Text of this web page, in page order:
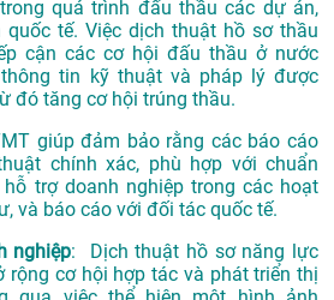
quá trình đấu thầu các dự án,
tế. Việc dịch thuật hồ sơ thầu
cận các cơ hội đấu thầu ở nước
tin kỹ thuật và pháp lý được
đó tăng cơ hội trúng thầu.
giúp đảm bảo rằng các báo cáo
chính xác, phù hợp với chuẩn
trợ doanh nghiệp trong các hoạt
và báo cáo với đối tác quốc tế.
nghiệp: Dịch thuật hồ sơ năng lực
rộng cơ hội hợp tác và phát triển thị